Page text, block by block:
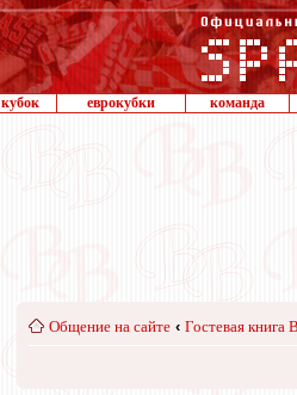
кубок еврокубки команда
Общение на сайте ‹ Гостевая книга